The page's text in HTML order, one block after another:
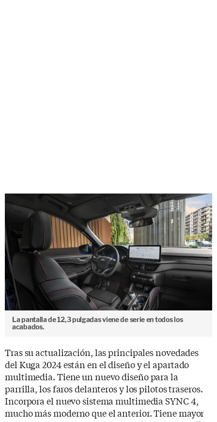
La pantalla de 12,3 pulgadas viene de serie en todos los
acabados.
Tras su actualización, las principales novedades
del Kuga 2024 están en el diseño y el apartado
multimedia. Tiene un nuevo diseño para la
parrilla, los faros delanteros y los pilotos traseros.
Incorpora el nuevo sistema multimedia SYNC 4,
mucho más moderno que el anterior. Tiene mayor